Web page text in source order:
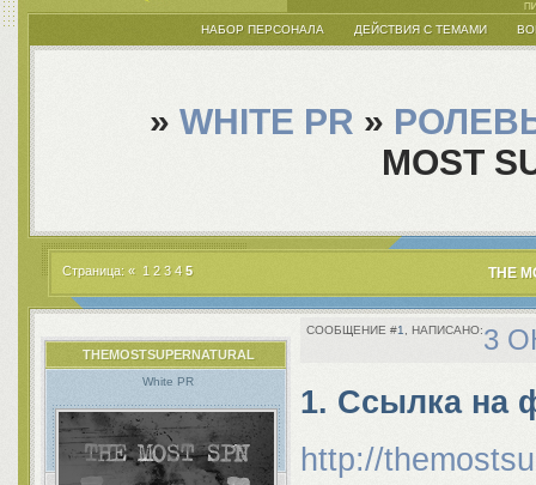
НАБОР ПЕРСОНАЛА ДЕЙСТВИЯ С ТЕМАМИ
» WHITE PR »
MOST
THE
Страница: « 1 2 3 4 5
1 3
THEMOSTSUPERNATURAL
White PR
1. Ссылка на
http://